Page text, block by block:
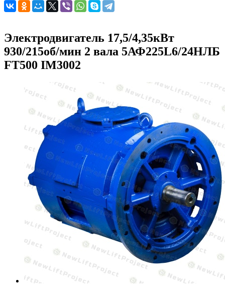
Электродвигатель 17,5/4,35кВт
930/215об/мин 2 вала 5АФ225L6/24НЛБ
FT500 IM3002